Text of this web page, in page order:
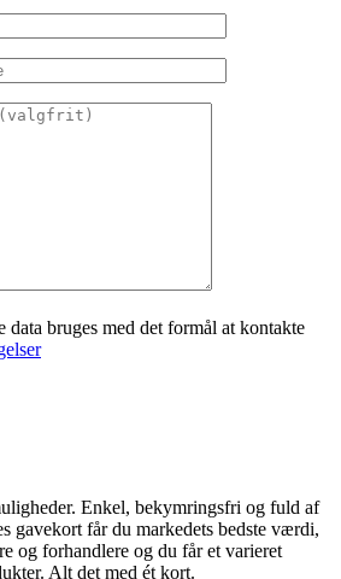
data bruges med det formål at kontakte
Enkel, bekymringsfri og fuld af
gavekort får du markedets bedste værdi,
og forhandlere og du får et varieret
Alt det med ét kort.